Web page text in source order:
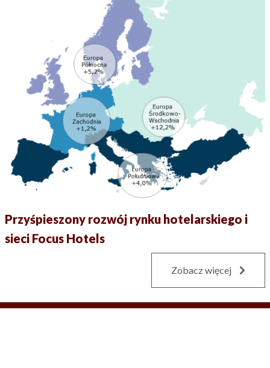
Przyśpieszony rozwój rynku hotelarskiego i
sieci Focus Hotels
Zobacz więcej